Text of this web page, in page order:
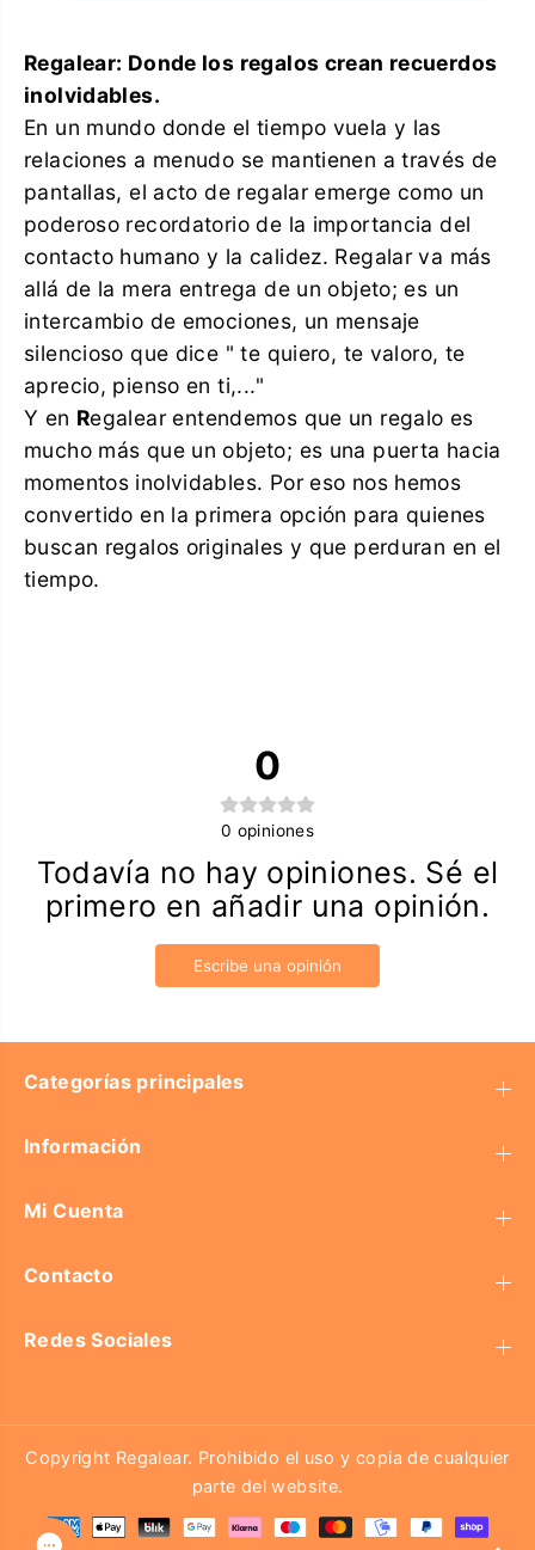
Regalear: Donde los regalos crean recuerdos
inolvidables.
En un mundo donde el tiempo vuela y las
relaciones a menudo se mantienen a través de
pantallas, el acto de regalar emerge como un
poderoso recordatorio de la importancia del
contacto humano y la calidez. Regalar va más
allá de la mera entrega de un objeto; es un
intercambio de emociones, un mensaje
silencioso que dice " te quiero, te valoro, te
aprecio, pienso en ti,..."
Y en Regalear entendemos que un regalo es
mucho más que un objeto; es una puerta hacia
momentos inolvidables. Por eso nos hemos
convertido en la primera opción para quienes
buscan regalos originales y que perduran en el
tiempo.
0
0 opiniones
Todavía no hay opiniones. Sé el
primero en añadir una opinión.
Escribe una opinión
Categorías principales
Información
Mi Cuenta
Contacto
Redes Sociales
Copyright Regalear. Prohibido el uso y copia de cualquier
parte del website.